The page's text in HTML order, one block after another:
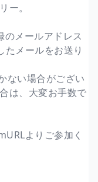
ー。
のメールアドレス
メールをお送り
ない場合がござい
は、大変お手数で
よりご参加く